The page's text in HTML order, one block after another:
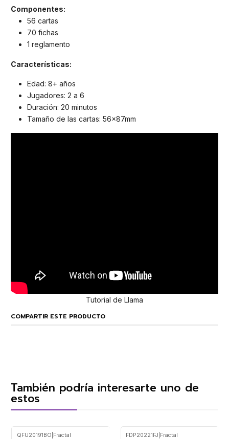
Componentes:
56 cartas
70 fichas
1 reglamento
Características:
Edad: 8+ años
Jugadores: 2 a 6
Duración: 20 minutos
Tamaño de las cartas: 56x87mm
Tutorial de Llama
COMPARTIR ESTE PRODUCTO
También podría interesarte uno de
estos
QFU20191BO Fractal FDP20221FJ Fractal